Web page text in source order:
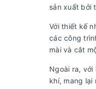
sản xuất bởi
Với thiết kế
các công
mài và cắt
Ngoài ra,
khí, mang lại